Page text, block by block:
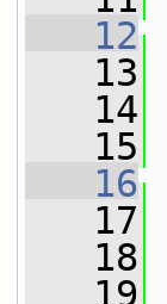
   12
   13
   14
   15
   16
   17
   18
   19